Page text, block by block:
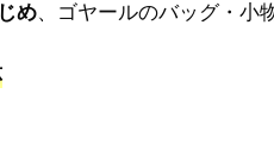
め、ゴヤールのバッグ・小